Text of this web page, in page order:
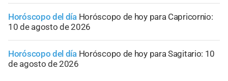
Horóscopo del día Horóscopo de hoy para Capricornio:
10 de agosto de 2026
Horóscopo del día Horóscopo de hoy para Sagitario: 10
de agosto de 2026